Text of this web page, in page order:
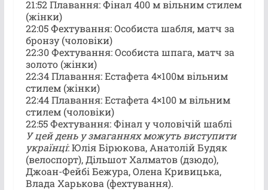
21:52 Плавання: Фінал 400 м вільним стилем
(жінки)
22:05 Фехтування: Особиста шабля, матч за
бронзу (чоловіки)
22:30 Фехтування: Особиста шпага, матч за
золото (жінки)
22:34 Плавання: Естафета 4×100м вільним
стилем (жінки)
22:44 Плавання: Естафета 4×100 м вільним
стилем (чоловіки)
22:55 Фехтування: Фінал у чоловічій шаблі
У цей день у змаганнях можуть виступити
українці: Юлія Бірюкова, Анатолій Будяк
(велоспорт), Дільшот Халматов (дзюдо),
Джоан-Фейбі Бежура, Олена Кривицька,
Влада Харькова (фехтування).